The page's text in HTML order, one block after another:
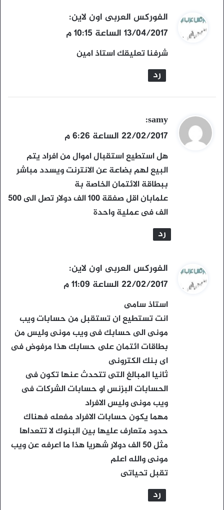
ي
ق
و
ل
الفوركس العربى اون لاين:
13/04/2017 الساعة 10:15 م
شرفنا تعليقك استاذ امين
رد
ي
ق
و
ل
samy
:
22/02/2017 الساعة 6:26 م
هل استطيع استقبال اموال من افراد يتم
البيع لهم بضاعة عن الانترنت ويسدد مباشر
ببطاقة الائتمان الخاصة بة
علمابان اقل صفقة 100 الف دولار تصل الى 500
الف فى عملية واحدة
رد
ي
ق
و
ل
الفوركس العربى اون لاين:
22/02/2017 الساعة 11:09 م
استاذ سامى
انت تستطيع ان تستقبل من حسابات ويب
مونى الى حسابك فى ويب مونى وليس من
بطاقات ائتمان على حسابك هذا مرفوض فى
اى بنك الكترونى
ثانيا المبالغ التى تتحدث عنها تكون فى
الحسابات البزنس او حسابات الشركات فى
ويب مونى وليس الافراد
مهما يكون حسابات الافراد مفعله فهناك
حدود متعارف عليها بين البنوك لا تتعداها
مثل 50 الف دولار شهريا هذا ما اعرفه عن ويب
مونى والله اعلم
تقبل تحياتى
رد